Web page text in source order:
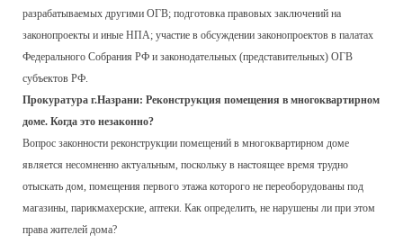
разрабатываемых другими ОГВ; подготовка правовых заключений на
законопроекты и иные НПА; участие в обсуждении законопроектов в палатах
Федерального Собрания РФ и законодательных (представительных) ОГВ
субъектов РФ.
Прокуратура г.Назрани: Реконструкция помещения в многоквартирном
доме. Когда это незаконно?
Вопрос законности реконструкции помещений в многоквартирном доме
является несомненно актуальным, поскольку в настоящее время трудно
отыскать дом, помещения первого этажа которого не переоборудованы под
магазины, парикмахерские, аптеки. Как определить, не нарушены ли при этом
права жителей дома?